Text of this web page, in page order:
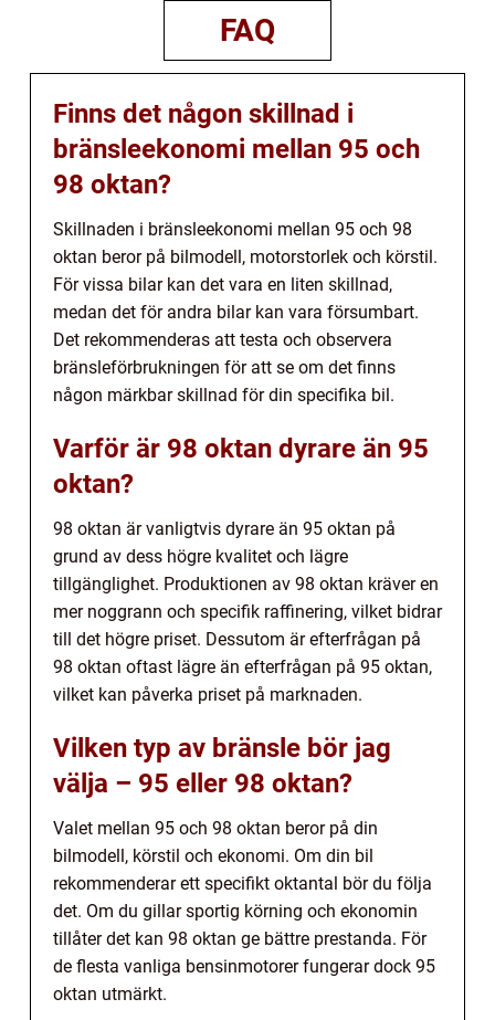
FAQ
Finns det någon skillnad i
bränsleekonomi mellan 95 och
98 oktan?
Skillnaden i bränsleekonomi mellan 95 och 98
oktan beror på bilmodell, motorstorlek och körstil.
För vissa bilar kan det vara en liten skillnad,
medan det för andra bilar kan vara försumbart.
Det rekommenderas att testa och observera
bränsleförbrukningen för att se om det finns
någon märkbar skillnad för din specifika bil.
Varför är 98 oktan dyrare än 95
oktan?
98 oktan är vanligtvis dyrare än 95 oktan på
grund av dess högre kvalitet och lägre
tillgänglighet. Produktionen av 98 oktan kräver en
mer noggrann och specifik raffinering, vilket bidrar
till det högre priset. Dessutom är efterfrågan på
98 oktan oftast lägre än efterfrågan på 95 oktan,
vilket kan påverka priset på marknaden.
Vilken typ av bränsle bör jag
välja – 95 eller 98 oktan?
Valet mellan 95 och 98 oktan beror på din
bilmodell, körstil och ekonomi. Om din bil
rekommenderar ett specifikt oktantal bör du följa
det. Om du gillar sportig körning och ekonomin
tillåter det kan 98 oktan ge bättre prestanda. För
de flesta vanliga bensinmotorer fungerar dock 95
oktan utmärkt.